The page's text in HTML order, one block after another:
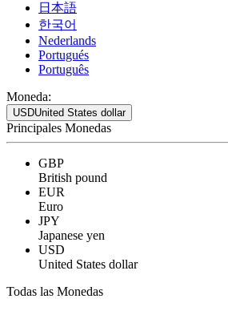
日本語
한국어
Nederlands
Portugués
Português
Moneda:
USDUnited States dollar
Principales Monedas
GBP
British pound
EUR
Euro
JPY
Japanese yen
USD
United States dollar
Todas las Monedas